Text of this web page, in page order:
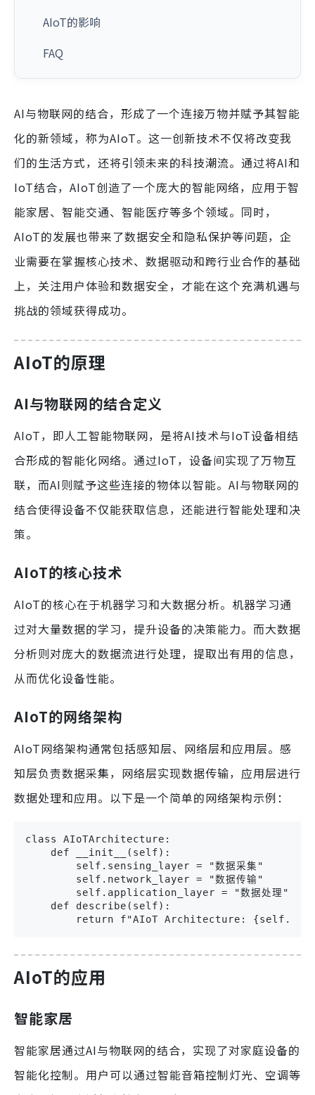
AIoT的影响
FAQ
AI与物联网的结合，形成了一个连接万物并赋予其智能
化的新领域，称为AIoT。这一创新技术不仅将改变我
们的生活方式，还将引领未来的科技潮流。通过将AI和
IoT结合，AIoT创造了一个庞大的智能网络，应用于智
能家居、智能交通、智能医疗等多个领域。同时，
AIoT的发展也带来了数据安全和隐私保护等问题，企
业需要在掌握核心技术、数据驱动和跨行业合作的基础
上，关注用户体验和数据安全，才能在这个充满机遇与
挑战的领域获得成功。
AIoT的原理
AI与物联网的结合定义
AIoT，即人工智能物联网，是将AI技术与IoT设备相结
合形成的智能化网络。通过IoT，设备间实现了万物互
联，而AI则赋予这些连接的物体以智能。AI与物联网的
结合使得设备不仅能获取信息，还能进行智能处理和决
策。
AIoT的核心技术
AIoT的核心在于机器学习和大数据分析。机器学习通
过对大量数据的学习，提升设备的决策能力。而大数据
分析则对庞大的数据流进行处理，提取出有用的信息，
从而优化设备性能。
AIoT的网络架构
AIoT网络架构通常包括感知层、网络层和应用层。感
知层负责数据采集，网络层实现数据传输，应用层进行
数据处理和应用。以下是一个简单的网络架构示例：
class AIoTArchitecture:
    def __init__(self):
        self.sensing_layer = "数据采集"
        self.network_layer = "数据传输"
        self.application_layer = "数据处理"
    def describe(self):
return f"AIoT Architecture:
AIoT的应用
智能家居
智能家居通过AI与物联网的结合，实现了对家庭设备的
智能化控制。用户可以通过智能音箱控制灯光、空调等